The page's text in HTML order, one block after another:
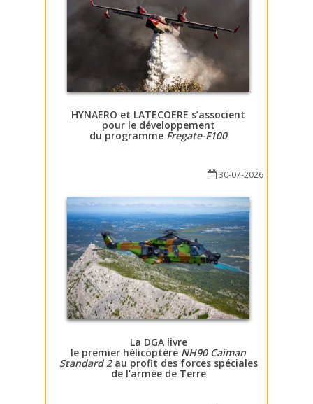
HYNAERO et LATECOERE s’associent
pour le développement
du programme Fregate-F100
30-07-2026
La DGA livre
le premier hélicoptère NH90 Caïman
Standard 2au profit des forces spéciales
de l’armée de Terre